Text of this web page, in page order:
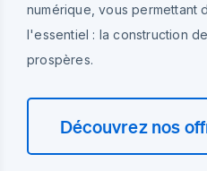
numérique, vous permettant
l'essentiel : la construction
prospères.
Découvrez nos